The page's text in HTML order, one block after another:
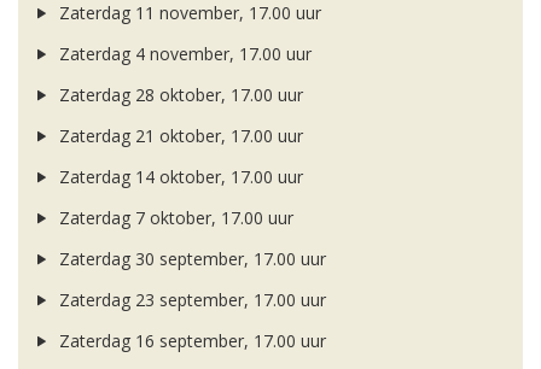
Zaterdag 11 november, 17.00 uur
Zaterdag 4 november, 17.00 uur
Zaterdag 28 oktober, 17.00 uur
Zaterdag 21 oktober, 17.00 uur
Zaterdag 14 oktober, 17.00 uur
Zaterdag 7 oktober, 17.00 uur
Zaterdag 30 september, 17.00 uur
Zaterdag 23 september, 17.00 uur
Zaterdag 16 september, 17.00 uur